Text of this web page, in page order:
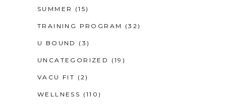
SUMMER (15)
TRAINING PROGRAM (32)
U BOUND (3)
UNCATEGORIZED (19)
VACU FIT (2)
WELLNESS (110)